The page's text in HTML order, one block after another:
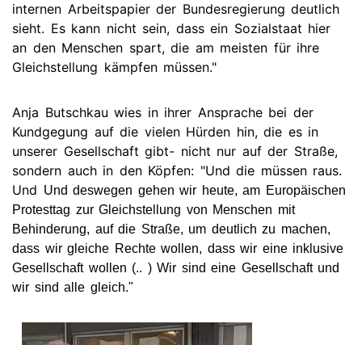
internen Arbeitspapier der Bundesregierung deutlich
sieht. Es kann nicht sein, dass ein Sozialstaat hier
an den Menschen spart, die am meisten für ihre
Gleichstellung kämpfen müssen."
Anja Butschkau wies in ihrer Ansprache bei der
Kundgegung auf die vielen Hürden hin, die es in
unserer Gesellschaft gibt- nicht nur auf der Straße,
sondern auch in den Köpfen: "Und die müssen raus.
Und Und deswegen gehen wir heute, am Europäischen
Protesttag zur Gleichstellung von Menschen mit
Behinderung, auf die Straße, um deutlich zu machen,
dass wir gleiche Rechte wollen, dass wir eine inklusive
Gesellschaft wollen (.. ) Wir sind eine Gesellschaft und
wir sind alle gleich."